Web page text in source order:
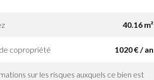
40.16 m²
copropriété 1020 € / an
sur les risques auxquels ce bien est